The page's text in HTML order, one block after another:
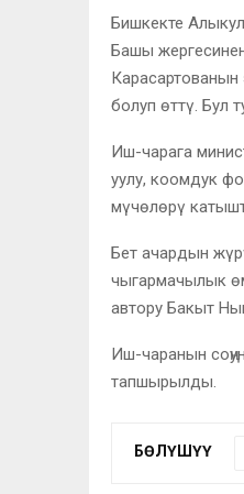
Бишкекте
Башы
Карасартованын
болуп өттү. Бул
Иш-чарага
уулу, коомдук
мүчөлөрү
Бет ачардын
чыгармачылык
автору Бакыт
Иш-чаранын
тапшырылды.
БӨЛҮШҮҮ